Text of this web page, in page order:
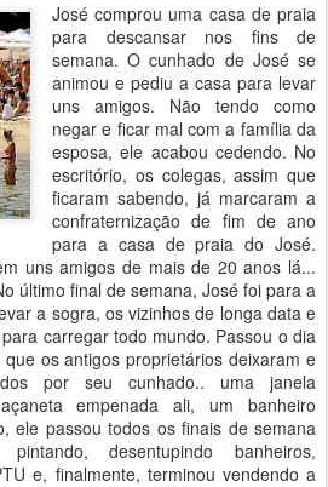
José comprou uma casa de praia
para descansar nos fins de
semana. O cunhado de José se
animou e pediu a casa para levar
uns amigos. Não tendo como
negar e ficar mal com a família da
esposa, ele acabou cedendo. No
escritório, os colegas, assim que
ficaram sabendo, já marcaram a
confraternização de fim de ano
para a casa de praia do José.
uns amigos de mais de 20 anos lá...
último final de semana, José foi para a
a sogra, os vizinhos de longa data e
carregar todo mundo. Passou o dia
os antigos proprietários deixaram e
por seu cunhado.. uma janela
empenada ali, um banheiro
ele passou todos os finais de semana
pintando, desentupindo banheiros,
e, finalmente, terminou vendendo a